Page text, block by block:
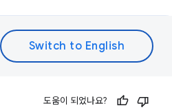
도움이 되었나요?